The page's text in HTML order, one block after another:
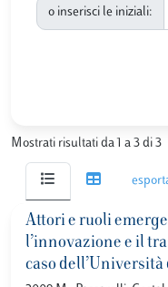
o inserisci le iniziali:
Mostrati risultati da 1 a 3 di 3
Attori e ruoli
l’innovazione e il
caso